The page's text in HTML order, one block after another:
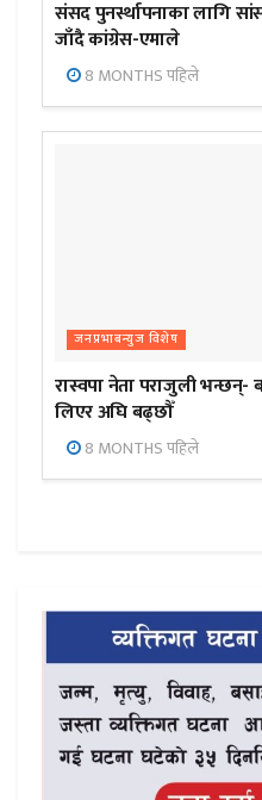
संसद पुनर्स्थापनाका लागि
जाँदै कांग्रेस-एमाले
8 MONTHS पहिले
जनप्रभाबन्युज विशेष
रास्वपा नेता पराजुली
लिएर अघि बढ्छौँ
8 MONTHS पहिले